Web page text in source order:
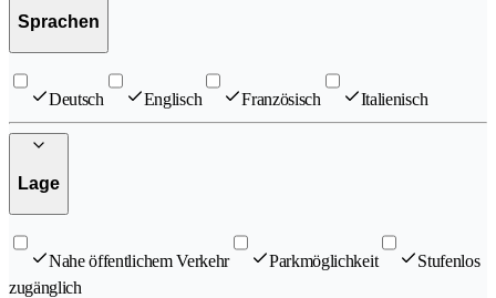
Sprachen
Deutsch Englisch Französisch Italienisch
Lage
Nahe öffentlichem Verkehr Parkmöglichkeit
Stufenlos
zugänglich